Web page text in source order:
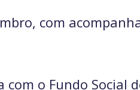
com
o Fundo Social